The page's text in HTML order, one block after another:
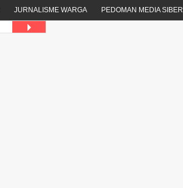
JURNALISME WARGA PEDOMAN MEDIA SIBER